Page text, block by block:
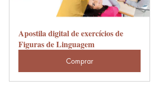
Apostila digital de exercícios de
Figuras de Linguagem
Comprar